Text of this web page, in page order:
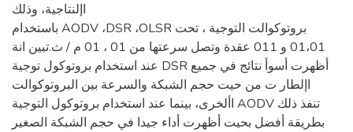
اإلنتاجية، وذلك
باستخدام AODV ،DSR ،OLSR بروتوكوالت التوجية ، تحت
01،01 و 011 عقدة وتصل سرعتها من 01 ، 01 م / ث.تبين انة
عند استخدام بروتوكول توجية DSR أظهرت أسوأ نتائج في جميع
اإلطار ت من حيت حجم الشبكة والسرعة بين البروتوكوالت
األخرى، بينما عند استخدام بروتوكول التوجية AODV تنفذ ذلك
بطريقة أفضل بحيت أظهرت أداء جيدا في حجم الشبكة الصغير